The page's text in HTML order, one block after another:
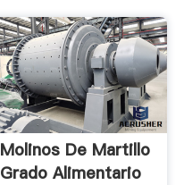
Molinos De Martillo
Grado Alimentario